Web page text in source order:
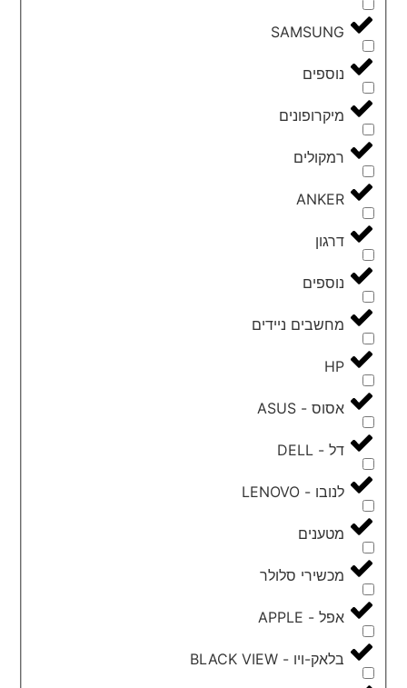
SAMSUNG
נוספים
מיקרופונים
רמקולים
ANKER
דרגון
נוספים
מחשבים ניידים
HP
אסוס - ASUS
דל - DELL
לנובו - LENOVO
מטענים
מכשירי סלולר
אפל - APPLE
בלאק-ויו - BLACK VIEW